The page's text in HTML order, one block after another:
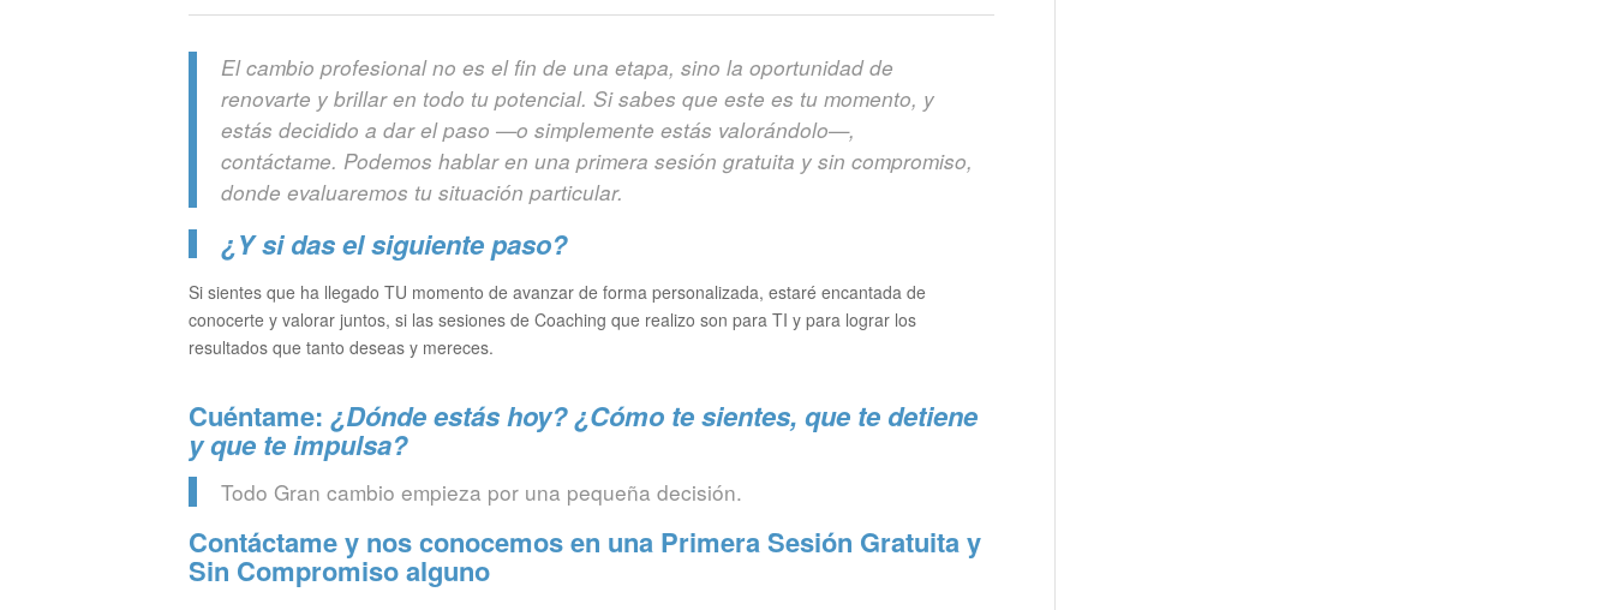
El cambio profesional no es el fin de una etapa, sino la oportunidad de
renovarte y brillar en todo tu potencial. Si sabes que este es tu momento, y
estás decidido a dar el paso —o simplemente estás valorándolo—,
contáctame. Podemos hablar en una primera sesión gratuita y sin compromiso,
donde evaluaremos tu situación particular.
¿Y si das el siguiente paso?
Si sientes que ha llegado TU momento de avanzar de forma personalizada, estaré encantada de
conocerte y valorar juntos, si las sesiones de Coaching que realizo son para TI y para lograr los
resultados que tanto deseas y mereces.
Cuéntame: ¿Dónde estás hoy? ¿Cómo te sientes, que te detiene
y que te impulsa?
Todo Gran cambio empieza por una pequeña decisión.
Contáctame y nos conocemos en una Primera Sesión Gratuita y
Sin Compromiso alguno